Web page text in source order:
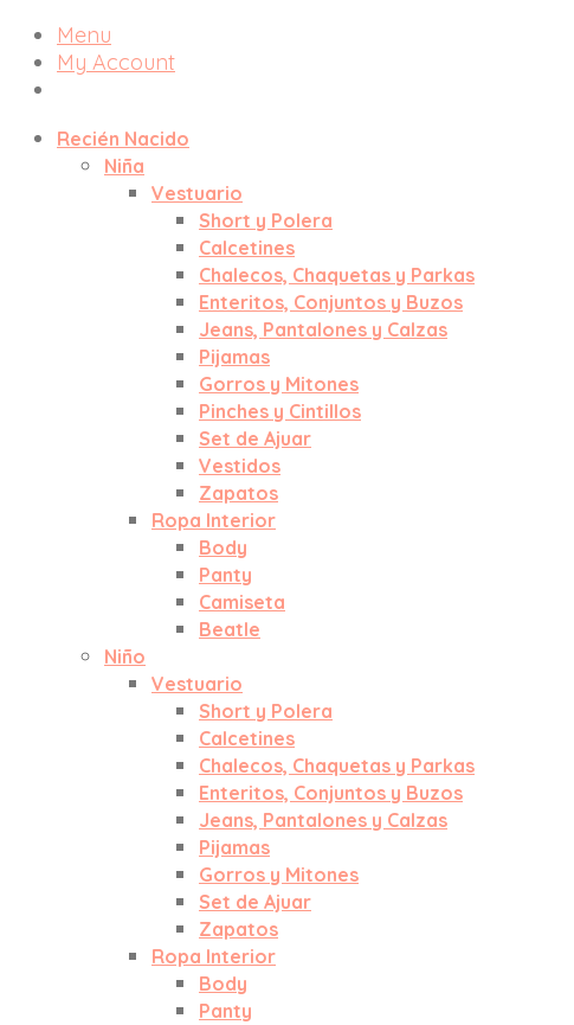
Menu
My Account
Recién Nacido
Niña
Vestuario
Short y Polera
Calcetines
Chalecos, Chaquetas y Parkas
Enteritos, Conjuntos y Buzos
Jeans, Pantalones y Calzas
Pijamas
Gorros y Mitones
Pinches y Cintillos
Set de Ajuar
Vestidos
Zapatos
Ropa Interior
Body
Panty
Camiseta
Beatle
Niño
Vestuario
Short y Polera
Calcetines
Chalecos, Chaquetas y Parkas
Enteritos, Conjuntos y Buzos
Jeans, Pantalones y Calzas
Pijamas
Gorros y Mitones
Set de Ajuar
Zapatos
Ropa Interior
Body
Panty